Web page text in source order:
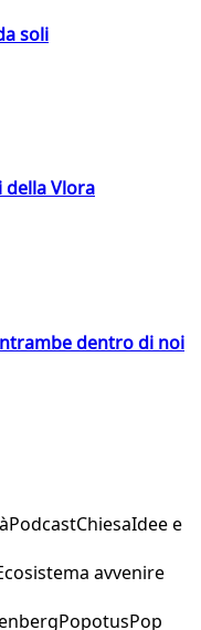
soli
della Vlora
dentro di noi
PodcastChiesaIdee e
avvenire
PopotusPop